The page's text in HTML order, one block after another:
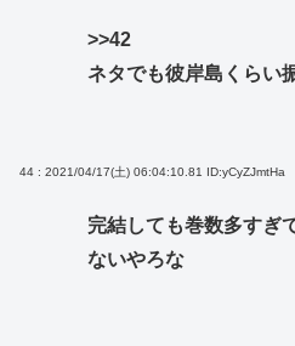
>>42
ネタでも彼岸島くらい
44 : 2021/04/17(土) 06:04:10.81 ID:yCyZJmtHa
完結しても巻数多すぎ
ないやろな